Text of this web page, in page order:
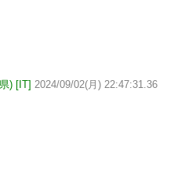
) [IT] 2024/09/02(月) 22:47:31.36